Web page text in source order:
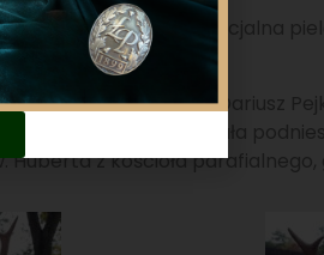
to poprzedziła specjalna
wielu lat w Belgii ks. Dariusz
w Żołędowie, została
z kościoła parafialnego,